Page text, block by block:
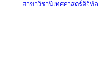
สาขาวิชานิเทศศาสตร์ดิจิทัล